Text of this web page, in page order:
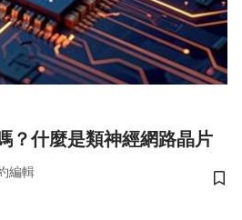
？什麼是類神經網路晶片
編輯
儲